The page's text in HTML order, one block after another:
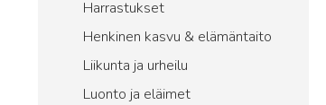
Harrastukset
Henkinen kasvu & elämäntaito
Liikunta ja urheilu
Luonto ja eläimet